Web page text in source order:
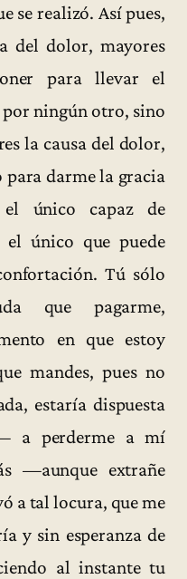
se realizó. Así pues,
del dolor, mayores
para llevar el
ningún otro, sino
la causa del dolor,
para darme la gracia
único capaz de
el único que puede
Tú sólo
que pagarme,
en que estoy
mandes, pues no
estaría dispuesta
a perderme a mí
—aunque extrañe
a tal locura, que me
y sin esperanza de
al instante tu